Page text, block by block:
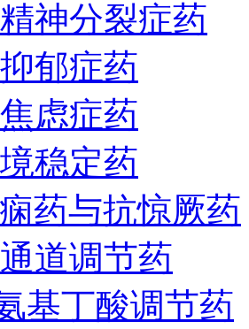
神分裂症药
郁症药
虑症药
稳定药
药与抗惊厥药
道调节药
基丁酸调节药